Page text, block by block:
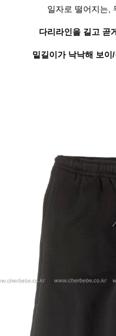
일자로 떨어지는,
다리라인을 길고 곧
밑길이가 낙낙해 보이